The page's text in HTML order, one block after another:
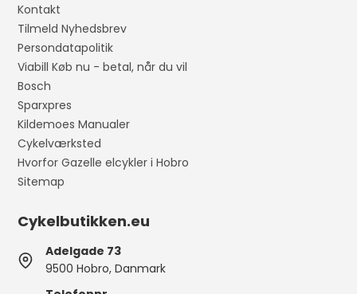
Kontakt
Tilmeld Nyhedsbrev
Persondatapolitik
Viabill Køb nu - betal, når du vil
Bosch
Sparxpres
Kildemoes Manualer
Cykelværksted
Hvorfor Gazelle elcykler i Hobro
Sitemap
Cykelbutikken.eu
Adelgade 73
9500 Hobro, Danmark